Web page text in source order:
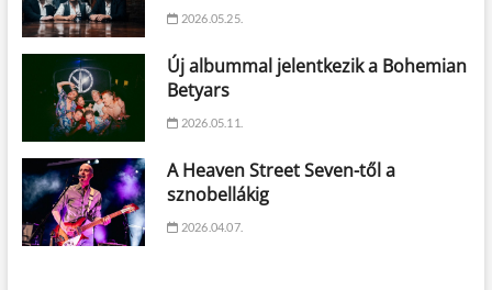
2026.05.25.
Új albummal jelentkezik a Bohemian
Betyars
2026.05.11.
A Heaven Street Seven-től a
sznobellákig
2026.04.07.